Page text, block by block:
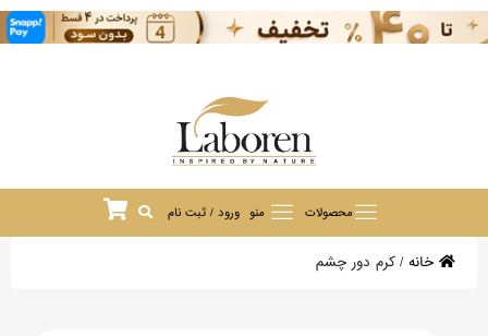
محصولات منو ورود / ثبت نام
خانه/کرم دور چشم